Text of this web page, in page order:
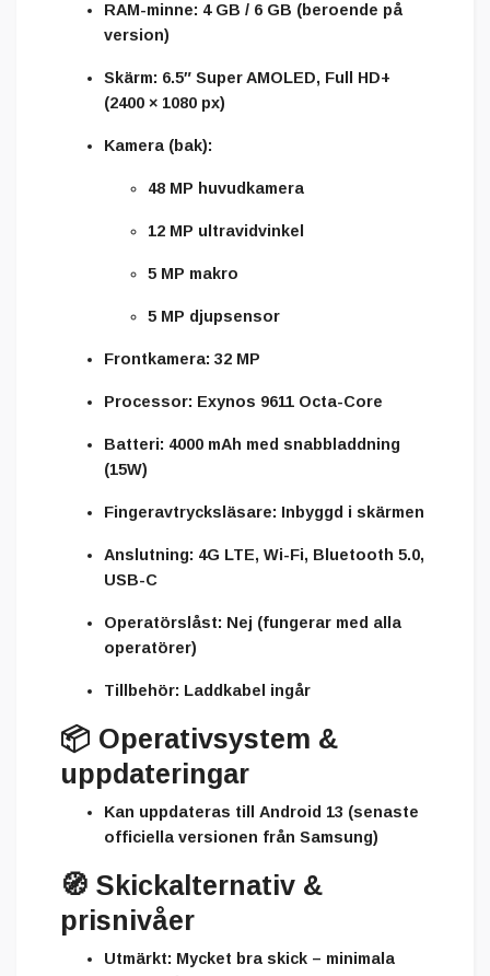
RAM-minne: 4 GB / 6 GB (beroende på
version)
Skärm: 6.5″ Super AMOLED, Full HD+
(2400 × 1080 px)
Kamera (bak):
48 MP huvudkamera
12 MP ultravidvinkel
5 MP makro
5 MP djupsensor
Frontkamera: 32 MP
Processor: Exynos 9611 Octa-Core
Batteri: 4000 mAh med snabbladdning
(15W)
Fingeravtrycksläsare: Inbyggd i skärmen
Anslutning: 4G LTE, Wi-Fi, Bluetooth 5.0,
USB-C
Operatörslåst: Nej (fungerar med alla
operatörer)
Tillbehör: Laddkabel ingår
📦 Operativsystem &
uppdateringar
Kan uppdateras till Android 13 (senaste
officiella versionen från Samsung)
🧭 Skickalternativ &
prisnivåer
Utmärkt: Mycket bra skick – minimala